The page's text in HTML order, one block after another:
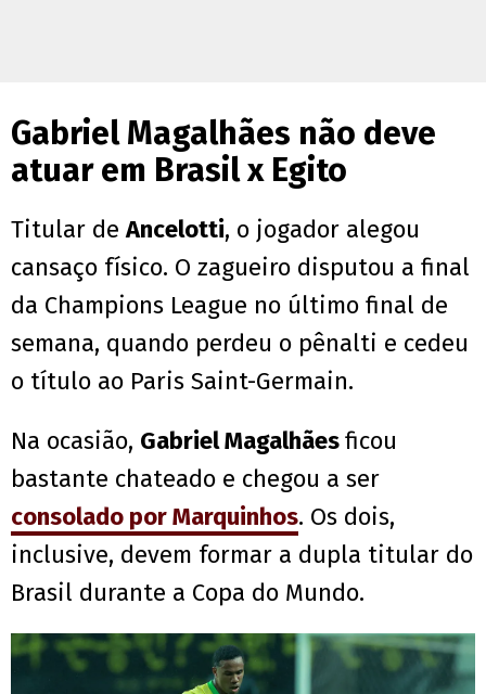
Gabriel Magalhães não deve
atuar em Brasil x Egito
Titular deAncelotti, o jogador alegou
cansaço físico. O zagueiro disputou a final
da Champions League no último final de
semana, quando perdeu o pênalti e cedeu
o título ao Paris Saint-Germain.
Na ocasião, Gabriel Magalhãesficou
bastante chateado e chegou a ser
consolado por Marquinhos. Os dois,
inclusive, devem formar a dupla titular do
Brasil durante a Copa do Mundo.